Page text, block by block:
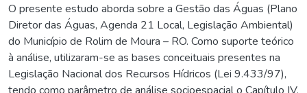
O presente estudo aborda sobre a Gestão das Águas (Plano
Diretor das Águas, Agenda 21 Local, Legislação Ambiental)
do Município de Rolim de Moura – RO. Como suporte teórico
à análise, utilizaram-se as bases conceituais presentes na
Legislação Nacional dos Recursos Hídricos (Lei 9.433/97),